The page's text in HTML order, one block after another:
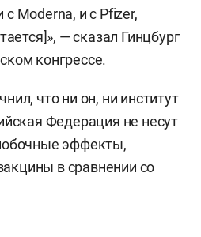
Moderna, и с Pfizer,
— сказал Гинцбург
конгреcсе.
что ни он, ни институт
Федерация не несут
эффекты,
в сравнении со